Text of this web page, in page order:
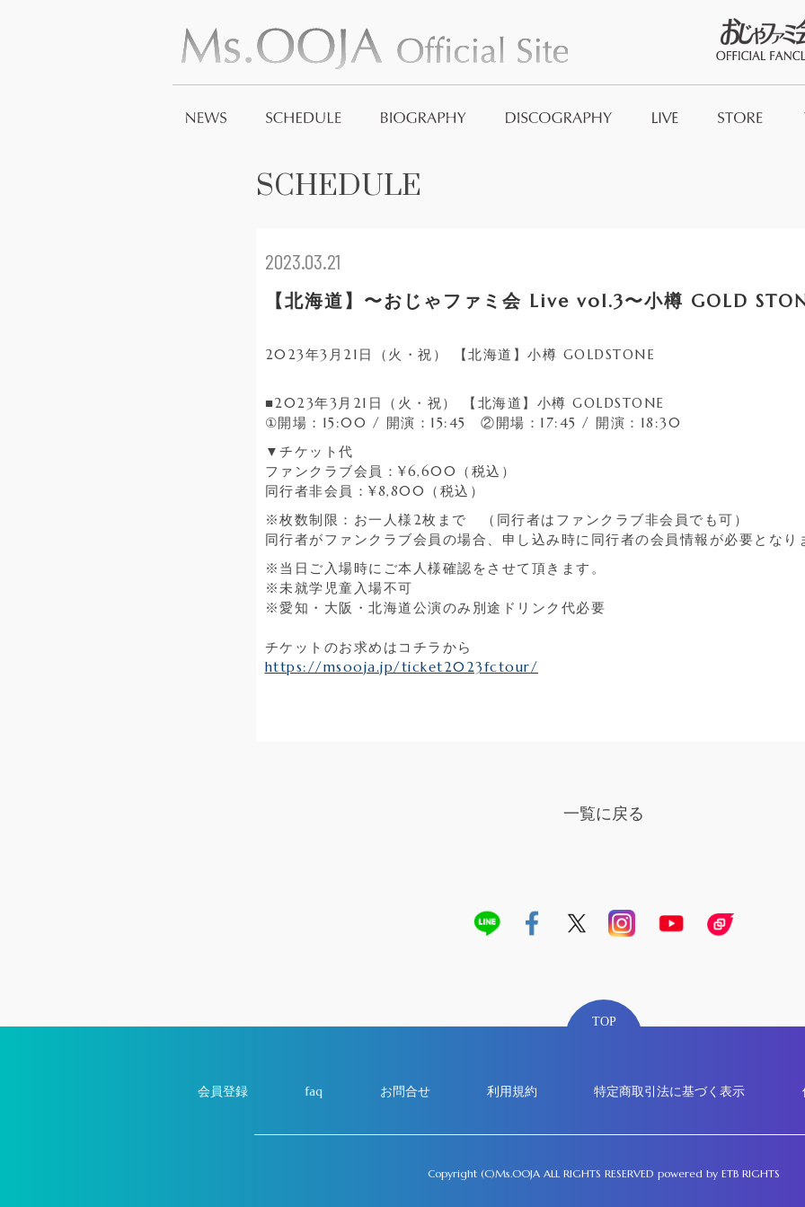
SCHEDULE
2023.03.21
【北海道】〜おじゃファミ会 Live vol.3〜小樽 GOLD
2023年3月21日（火・祝） 【北海道】小樽 GOLDSTONE
■2023年3月21日（火・祝） 【北海道】小樽 GOLDSTONE
①開場： 15:00 / 開演： 15:45 ②開場： 17:45 / 開演： 18:30
▼チケット代
ファンクラブ会員： ¥6,600 （税込）
同行者非会員： ¥8,800 （税込）
※枚数制限：お一人様 2枚まで （同行者はファンクラブ非会員でも可）
同行者がファンクラブ会員の場合、申し込み時に同行者の会員情報が必要となり
※当日ご入場時にご本人様確認をさせて頂きます。
※未就学児童入場不可
※愛知・大阪・北海道公演のみ別途ドリンク代必要
チケットのお求めはコチラから
https://msooja.jp/ticket2023fctour/
一覧に戻る
TOP
会員登録 faq お問合せ 利用規約 特定商取引法に基づく表示
Copyright (C)Ms.OOJA ALL RIGHTS RESERVED powered by ETB RIGHTS